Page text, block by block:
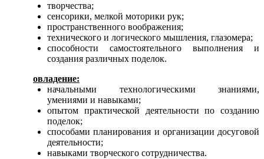
творчества;
сенсорики, мелкой моторики рук;
пространственного воображения;
технического и логического мышления, глазомера;
способности самостоятельного выполнения и
создания различных поделок.
овладение:
начальными технологическими знаниями,
умениями и навыками;
опытом практической деятельности по созданию
поделок;
способами планирования и организации досуговой
деятельности;
навыками творческого сотрудничества.